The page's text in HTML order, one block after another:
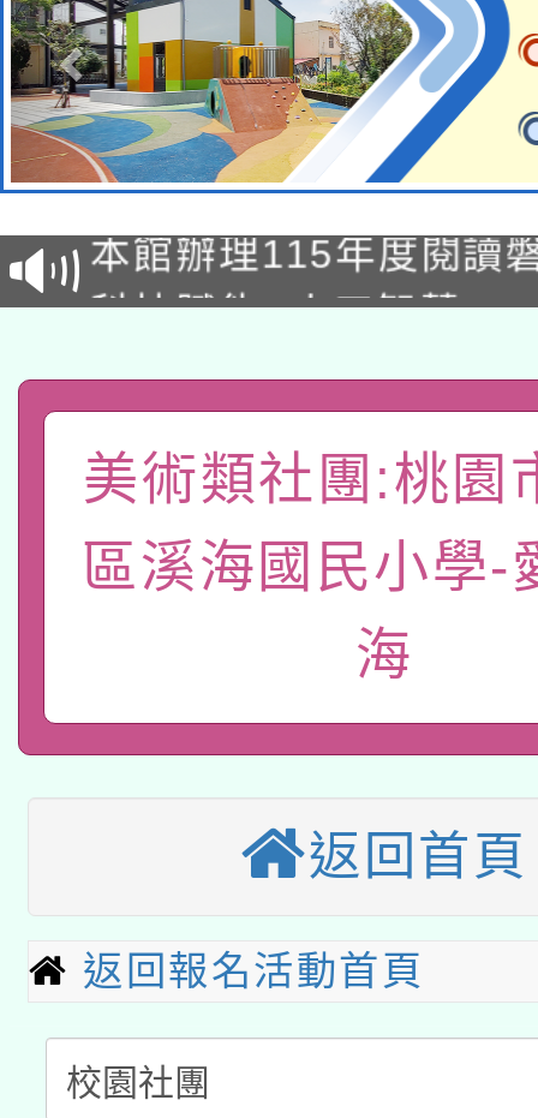
適應運動共學行動站研
本館辦理115年度閱讀
暨閱讀推動專業研習
科技賦能─人工智慧
礎課程
「數位內容與教學軟體
pilot」
有關大陸委員會函釋公
薪期間赴陸應申請許可
轉知經濟部水利署委託
用水績優單位及節水達
動」
115年8月22日(星期六
桃園市孔廟祈福系列
開 智慧啟航」
2026年桃園地景藝術
「2026桃園藝術巡演
關事宜
本館辦理115年度閱讀
暨閱讀推動專業研習
礎課程
A3數位素養講師名單
pilot」
有關大陸委員會函釋公
美術類社團:桃園
區溪海國民小學-
海
返回首頁
返回報名活動首頁